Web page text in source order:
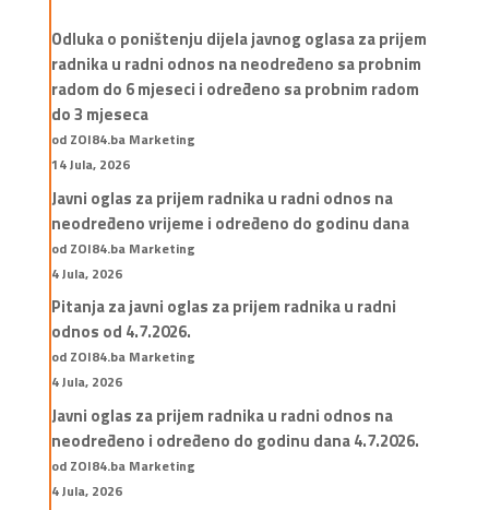
Odluka o poništenju dijela javnog oglasa za prijem
radnika u radni odnos na neodređeno sa probnim
radom do 6 mjeseci i određeno sa probnim radom
do 3 mjeseca
od ZOI84.ba Marketing
14 Jula, 2026
Javni oglas za prijem radnika u radni odnos na
neodređeno vrijeme i određeno do godinu dana
od ZOI84.ba Marketing
4 Jula, 2026
Pitanja za javni oglas za prijem radnika u radni
odnos od 4.7.2026.
od ZOI84.ba Marketing
4 Jula, 2026
Javni oglas za prijem radnika u radni odnos na
neodređeno i određeno do godinu dana 4.7.2026.
od ZOI84.ba Marketing
4 Jula, 2026